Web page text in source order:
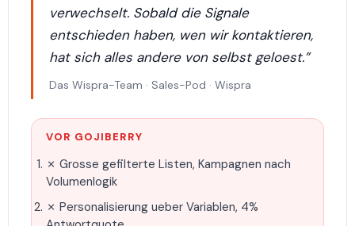
verwechselt. Sobald die Signale
entschieden haben, wen wir kontaktieren,
hat sich alles andere von selbst geloest.”
Das Wispra-Team · Sales-Pod · Wispra
VOR GOJIBERRY
✗ Grosse gefilterte Listen, Kampagnen nach
Volumenlogik
✗ Personalisierung ueber Variablen, 4%